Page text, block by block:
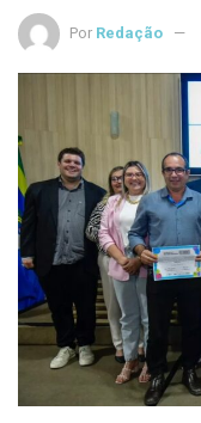
Por Redação